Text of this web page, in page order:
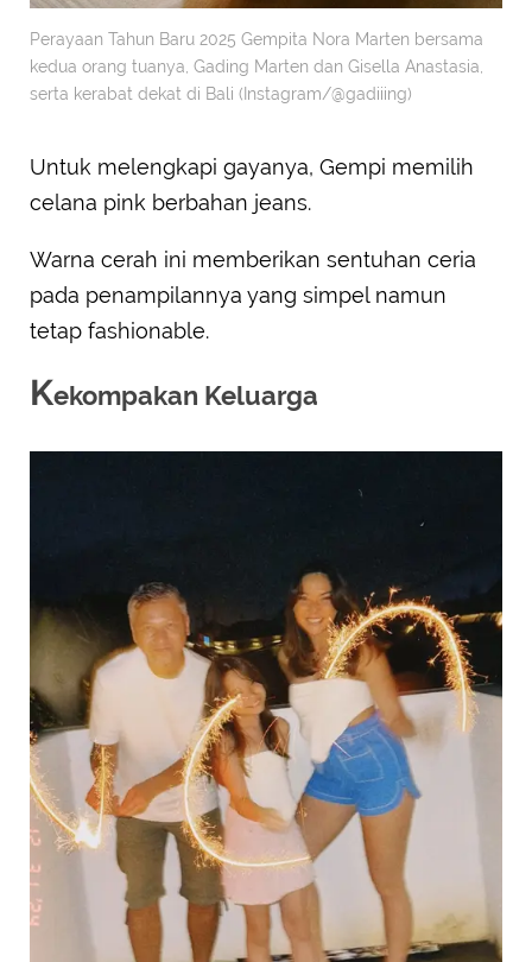
Perayaan Tahun Baru 2025 Gempita Nora Marten bersama
kedua orang tuanya, Gading Marten dan Gisella Anastasia,
serta kerabat dekat di Bali (Instagram/@gadiiing)
Untuk melengkapi gayanya, Gempi memilih
celana pink berbahan jeans.
Warna cerah ini memberikan sentuhan ceria
pada penampilannya yang simpel namun
tetap fashionable.
Kekompakan Keluarga